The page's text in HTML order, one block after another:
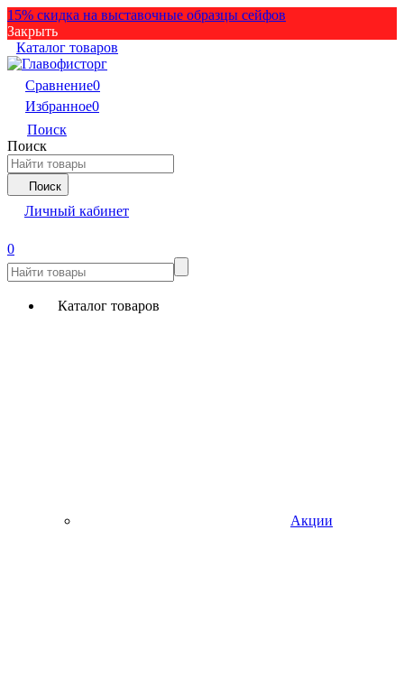
15% скидка на выставочные образцы сейфов
Закрыть
Каталог товаров
Сравнение0
Избранное0
Поиск
Поиск
Поиск
Личный кабинет
0
Каталог товаров
Акции